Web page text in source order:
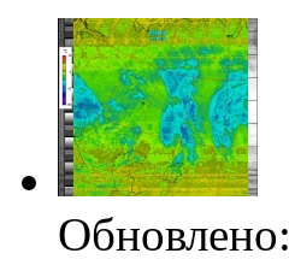
Обновлено: